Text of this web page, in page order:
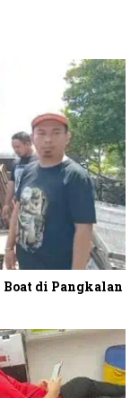
di Pangkalan